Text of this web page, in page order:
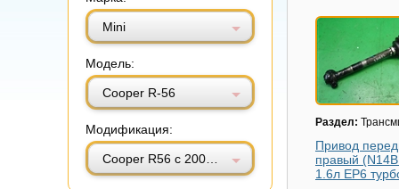
Mini
Модель:
Cooper R-56
Модификация: Раздел:
Привод
правый
1.6л EP6